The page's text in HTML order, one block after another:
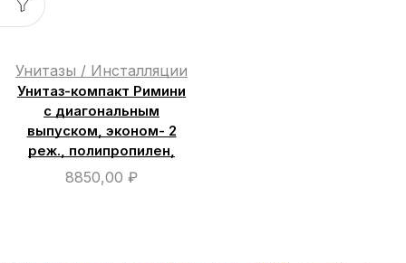
Унитазы / Инсталляции
Унитаз-компакт Римини
с диагональным
выпуском, эконом- 2
реж., полипропилен,
8850,00 ₽